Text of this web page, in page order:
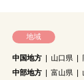
地域
中国地方 山口県
中部地方
富山県